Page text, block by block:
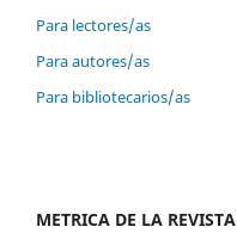
Para lectores/as
Para autores/as
Para bibliotecarios/as
METRICA DE LA REVISTA